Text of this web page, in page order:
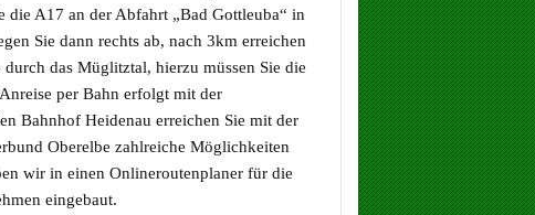
die A17 an der Abfahrt „Bad Gottleuba“ in
Sie dann rechts ab, nach 3km erreichen
das Müglitztal, hierzu müssen Sie die
per Bahn erfolgt mit der
Bahnhof Heidenau erreichen Sie mit der
Oberelbe zahlreiche Möglichkeiten
wir in einen Onlineroutenplaner für die
eingebaut.